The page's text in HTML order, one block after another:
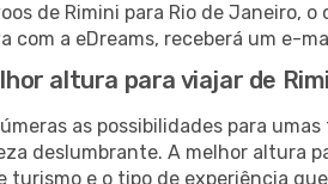
de Rimini para Rio de Janeiro,
com a eDreams, receberá um e-
altura para viajar de
as possibilidades para
deslumbrante. A melhor altura
turismo e o tipo de experiência